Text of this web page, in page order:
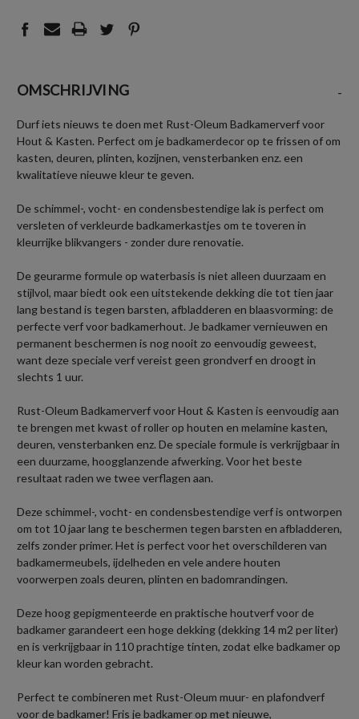
OMSCHRIJVING -
Durf iets nieuws te doen met Rust-Oleum Badkamerverf voor
Hout & Kasten. Perfect om je badkamerdecor op te frissen of om
kasten, deuren, plinten, kozijnen, vensterbanken enz. een
kwalitatieve nieuwe kleur te geven.
De schimmel-, vocht- en condensbestendige lak is perfect om
versleten of verkleurde badkamerkastjes om te toveren in
kleurrijke blikvangers - zonder dure renovatie.
De geurarme formule op waterbasis is niet alleen duurzaam en
stijlvol, maar biedt ook een uitstekende dekking die tot tien jaar
lang bestand is tegen barsten, afbladderen en blaasvorming: de
perfecte verf voor badkamerhout. Je badkamer vernieuwen en
permanent beschermen is nog nooit zo eenvoudig geweest,
want deze speciale verf vereist geen grondverf en droogt in
slechts 1 uur.
Rust-Oleum Badkamerverf voor Hout & Kasten is eenvoudig aan
te brengen met kwast of roller op houten en melamine kasten,
deuren, vensterbanken enz. De speciale formule is verkrijgbaar in
een duurzame, hoogglanzende afwerking. Voor het beste
resultaat raden we twee verflagen aan.
Deze schimmel-, vocht- en condensbestendige verf is ontworpen
om tot 10 jaar lang te beschermen tegen barsten en afbladderen,
zelfs zonder primer. Het is perfect voor het overschilderen van
badkamermeubels, ijdelheden en vele andere houten
voorwerpen zoals deuren, plinten en badomrandingen.
Deze hoog gepigmenteerde en praktische houtverf voor de
badkamer garandeert een hoge dekking (dekking 14 m2 per liter)
en is verkrijgbaar in 110 prachtige tinten, zodat elke badkamer op
kleur kan worden gebracht.
Perfect te combineren met Rust-Oleum muur- en plafondverf
voor de badkamer! Fris je badkamer op met nieuwe,